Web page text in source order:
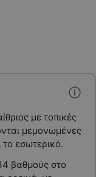
με τοπικές
μεμονωμένες
το εσωτερικό.
βαθμούς στο